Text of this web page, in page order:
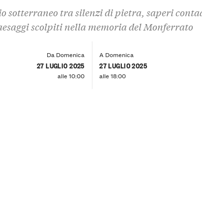
sotterraneo tra silenzi di pietra, saperi
scolpiti nella memoria del Monferrato
Da Domenica
27 LUGLIO 2025
alle 10:00
A Domenica
27 LUGLIO 2025
alle 18:00